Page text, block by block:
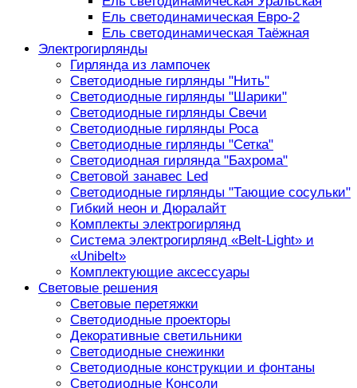
Ель светодинамическая Евро-2
Ель светодинамическая Таёжная
Электрогирлянды
Гирлянда из лампочек
Светодиодные гирлянды "Нить"
Светодиодные гирлянды "Шарики"
Светодиодные гирлянды Свечи
Светодиодные гирлянды Роса
Светодиодные гирлянды "Сетка"
Светодиодная гирлянда "Бахрома"
Световой занавес Led
Светодиодные гирлянды "Тающие сосульки"
Гибкий неон и Дюралайт
Комплекты электрогирлянд
Система электрогирлянд «Belt-Light» и
«Unibelt»
Комплектующие аксессуары
Световые решения
Световые перетяжки
Светодиодные проекторы
Декоративные светильники
Светодиодные снежинки
Светодиодные конструкции и фонтаны
Светодиодные Консоли